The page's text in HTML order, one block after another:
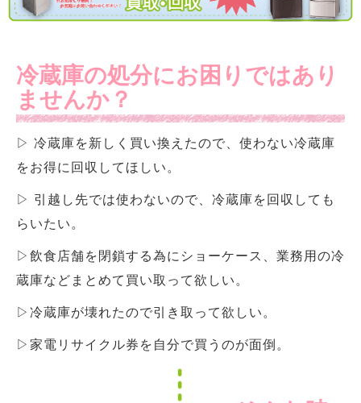
冷蔵庫の処分にお困りではあり
ませんか？
▷ 冷蔵庫を新しく買い換えたので、使わない冷蔵庫
をお得に回収してほしい。
▷ 引越し先では使わないので、冷蔵庫を回収しても
らいたい。
▷飲食店舗を閉鎖する為にショーケース、業務用の冷
蔵庫などまとめて買い取って欲しい。
▷冷蔵庫が壊れたので引き取って欲しい。
▷家電リサイクル券を自分で買うのが面倒。